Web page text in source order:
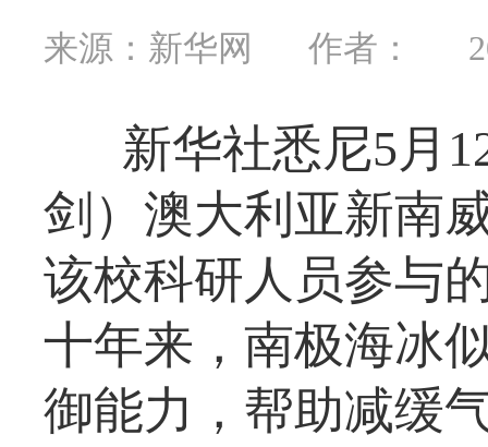
来源：新华网 作者：
新华社悉尼5月
剑）澳大利亚新南
该校科研人员参与
十年来，南极海冰
御能力，帮助减缓